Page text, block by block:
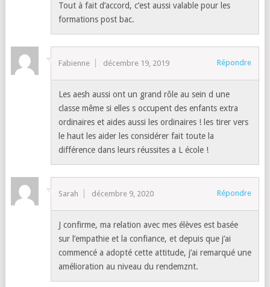
Tout à fait d’accord, c’est aussi valable pour les
formations post bac.
Fabienne décembre 19, 2019 Répondre
Les aesh aussi ont un grand rôle au sein d une
classe même si elles s occupent des enfants extra
ordinaires et aides aussi les ordinaires ! les tirer vers
le haut les aider les considérer fait toute la
différence dans leurs réussites a L école !
Sarah décembre 9, 2020 Répondre
J confirme, ma relation avec mes élèves est basée
sur l’empathie et la confiance, et depuis que j’ai
commencé a adopté cette attitude, j’ai remarqué une
amélioration au niveau du rendemznt.